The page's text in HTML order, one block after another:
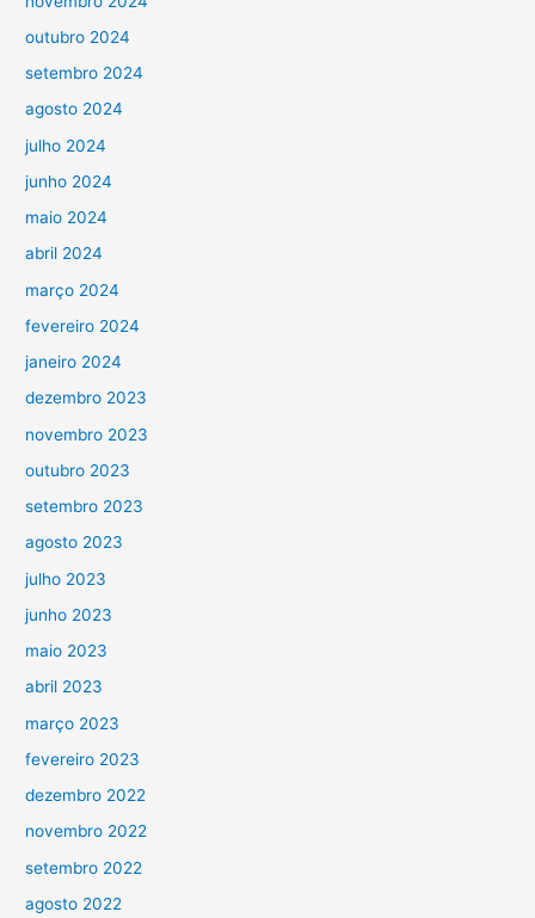
outubro 2024
setembro 2024
agosto 2024
julho 2024
junho 2024
maio 2024
abril 2024
março 2024
fevereiro 2024
janeiro 2024
dezembro 2023
novembro 2023
outubro 2023
setembro 2023
agosto 2023
julho 2023
junho 2023
maio 2023
abril 2023
março 2023
fevereiro 2023
dezembro 2022
novembro 2022
setembro 2022
agosto 2022